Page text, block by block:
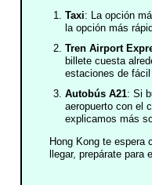
Taxi: La opción
la opción más
Tren Airport
billete cuesta
estaciones de
Autobús A21: Si
aeropuerto con el
explicamos más
Hong Kong te espera
llegar, prepárate